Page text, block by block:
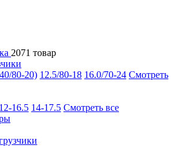
2071 товар
80-20) 12.5/80-18 16.0/70-24 Смотреть
12-16.5 14-17.5 Смотреть все